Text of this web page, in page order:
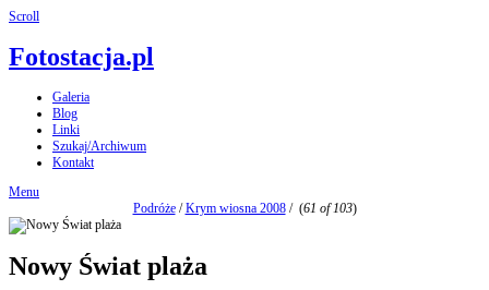
Scroll
Fotostacja.pl
Galeria
Blog
Linki
Szukaj/Archiwum
Kontakt
Menu
Podróże/Krym wiosna 2008/ (61 of 103)
Nowy Świat plaża